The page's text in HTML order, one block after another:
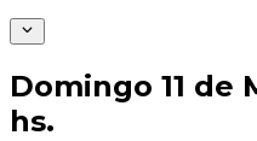
Domingo 11 de
hs.